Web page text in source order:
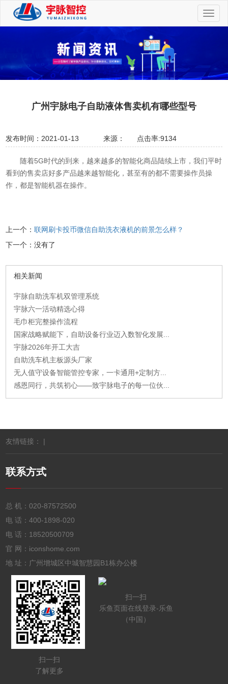
切
换
广州宇脉电子自助液体售卖机有哪些型号
发布时间：2021-01-13 来源： 点击率:9134
随着5G时代的到来，越来越多的智能化商品陆续上市，我们平时
看到的售卖店好多产品越来越智能化，甚至有的都不需要操作员操
作，都是智能机器在操作。
上一个：联网刷卡投币微信自助洗衣液机的前景怎么样？
下一个：没有了
相关新闻
宇脉自助洗车机双管理系统
宇脉六一活动精选心得
毛巾柜完整操作流程
国家战略赋能下，自助设备行业迈入数智化发展...
宇脉2026年开工大吉
自助洗车机主板源头厂家
无人值守设备智能管控专家，一卡通用+定制方...
感恩同行，共筑初心——致宇脉电子的每一位伙...
友情链接： |
联系方式
总 机：020-87572500
电 话：400-1898-020
电 话： 18520500709
官 网：iconshome.com
地 址：广州增城区中城智慧园B1栋办公楼
扫一扫
了解更多
扫一扫
乐鱼页面在线登录-乐鱼
（中国）